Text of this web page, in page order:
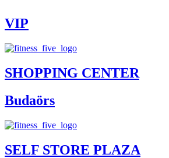
VIP
SHOPPING CENTER
Budaörs
SELF STORE PLAZA